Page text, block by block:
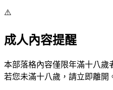
⚠️
成人內容提醒
本部落格內容僅限年滿十八歲
若您未滿十八歲，請立即離開